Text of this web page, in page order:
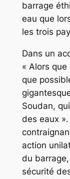
barrage
eau que
les trois
Dans un
« Alors que
que
Soudan,
des eaux
action
du
sécurité